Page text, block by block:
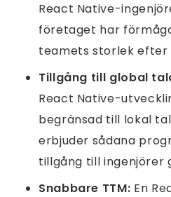
React Native-
företaget har
teamets storlek efter
Tillgång till global
React Native-
begränsad till lokal
erbjuder sådana
tillgång till ingenjörer
Snabbare TTM: En